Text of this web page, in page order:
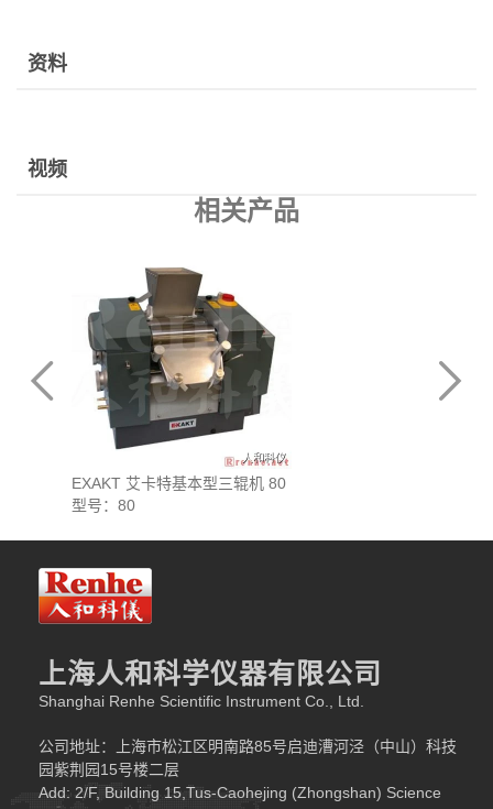
资料
视频
相关产品
EXAKT 艾卡特基本型三辊机 80
型号：80
上海人和科学仪器有限公司
Shanghai Renhe Scientific Instrument Co., Ltd.
公司地址：上海市松江区明南路85号启迪漕河泾（中山）科技
园紫荆园15号楼二层
Add: 2/F, Building 15,Tus-Caohejing (Zhongshan) Science